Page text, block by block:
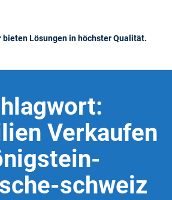
bieten Lösungen in höchster Qualität.
Verkaufen
schweiz